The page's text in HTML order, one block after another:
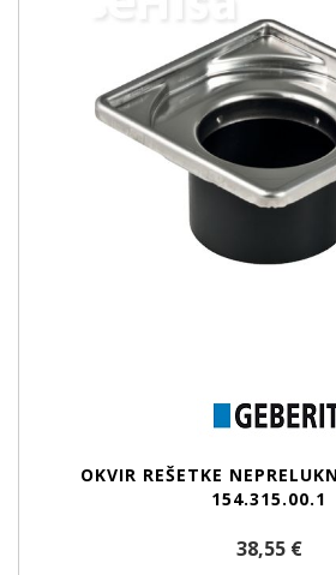
OKVIR REŠETKE
154.315.00.1
38,55 €